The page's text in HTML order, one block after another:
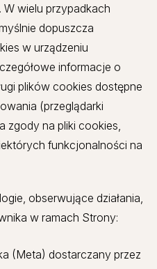
wielu przypadkach
dopuszcza
w urządzeniu
informacje o
plików cookies dostępne
(przeglądarki
zgody na pliki cookies,
funkcjonalności na
obserwujące działania,
w ramach Strony:
(Meta) dostarczany przez